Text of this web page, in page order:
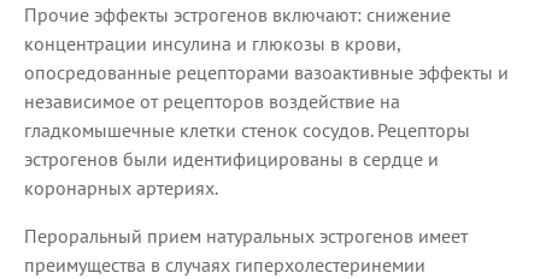
Прочие эффекты эстрогенов включают: снижение
концентрации инсулина и глюкозы в крови,
опосредованные рецепторами вазоактивные эффекты и
независимое от рецепторов воздействие на
гладкомышечные клетки стенок сосудов. Рецепторы
эстрогенов были идентифицированы в сердце и
коронарных артериях.
Пероральный прием натуральных эстрогенов имеет
преимущества в случаях гиперхолестеринемии